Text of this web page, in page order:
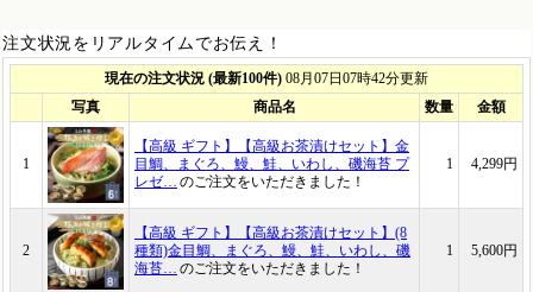
注文状況をリアルタイムでお伝え！